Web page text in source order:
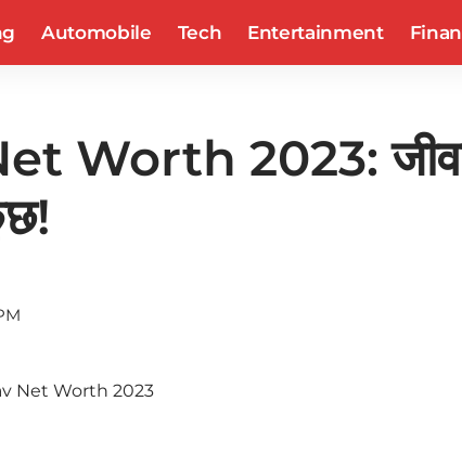
Automobile Tech Entertainment
Worth 2023: